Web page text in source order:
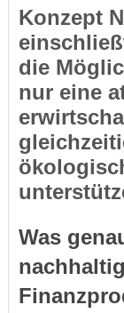
Konzept
die
nur eine
Was